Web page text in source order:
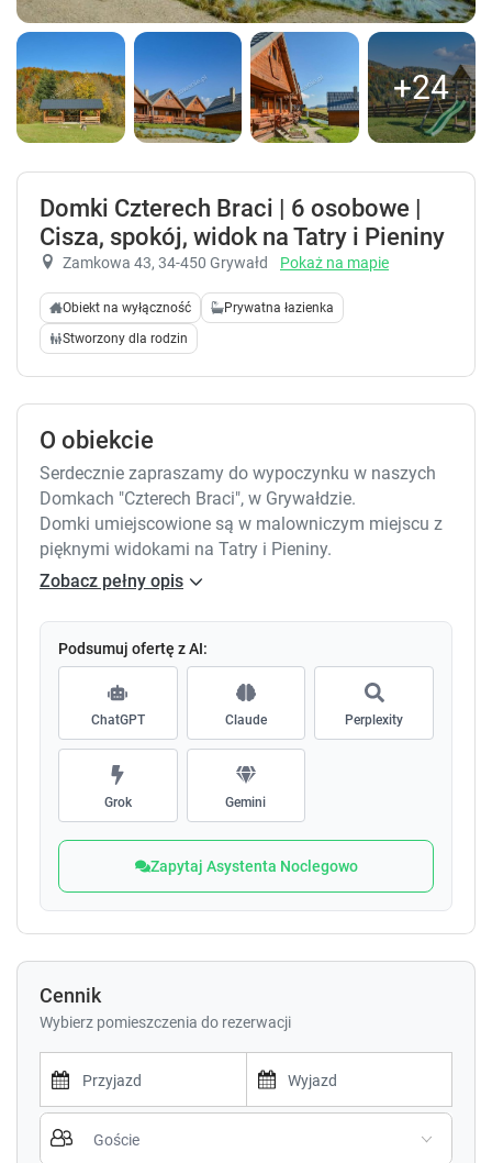
+24
Domki Czterech Braci | 6 osobowe |
Cisza, spokój, widok na Tatry i Pieniny
Zamkowa 43, 34-450 Grywałd Pokaż na mapie
Obiekt na wyłączność
Prywatna łazienka
Stworzony dla rodzin
O obiekcie
Serdecznie zapraszamy do wypoczynku w naszych
Domkach "Czterech Braci", w Grywałdzie.
Domki umiejscowione są w malowniczym miejscu z
pięknymi widokami na Tatry i Pieniny.
Tutaj znajdziesz ciszę, spokój i czyste powietrze
Domki są dwupoziomowe, o wysokim standardzie, 6-
osobowe.
W sezonie zimowym domki są ogrzewane.
Bezpłatne WiFi oraz dostęp do ogrodu.
Wszystkie domy dysponują tarasem, w pełni
wyposażonym aneksem kuchennym z lodówką,
częścią wypoczynkową z sofą i telewizorem. W
każdym domu znajduje się kominek oraz łazienka z
prysznicem.
Zobacz pełny opis
Podsumuj ofertę z AI:
ChatGPT Claude Perplexity
Grok Gemini
Zapytaj Asystenta Noclegowo
Cennik
Wybierz pomieszczenia do rezerwacji
P
r
P